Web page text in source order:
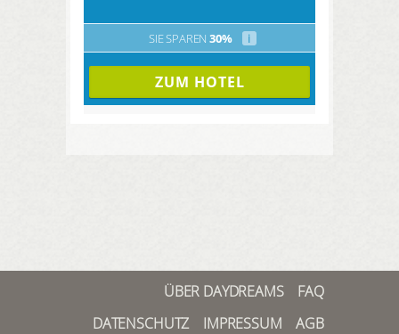
SIE SPAREN 30% i
ZUM HOTEL
ÜBER DAYDREAMS
FAQ
DATENSCHUTZ
IMPRESSUM
AGB